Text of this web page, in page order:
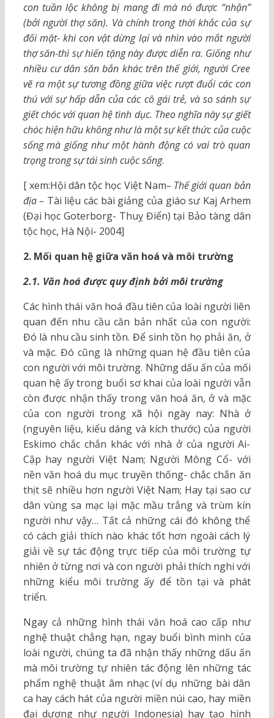
con tuần lộc không bị mang đi mà nó được “nhận”
(bởi người thợ săn). Và chính trong thời khắc của sự
đối mặt- khi con vật dừng lại và nhìn vào mắt người
thợ săn-thì sự hiến tặng này được diễn ra. Giống như
nhiều cư dân săn bắn khác trên thế giới, người Cree
vẽ ra một sự tương đồng giữa việc rượt đuổi các con
thú với sự hấp dẫn của các cô gái trẻ, và so sánh sự
giết chóc với quan hệ tình dục. Theo nghĩa này sự giết
chóc hiện hữu không như là một sự kết thức của cuộc
sống mà giống như một hành động có vai trò quan
trọng trong sự tái sinh cuộc sống.
[ xem:Hội dân tộc học Việt Nam– Thế giới quan bản
địa – Tài liệu các bài giảng của giáo sư Kaj Arhem
(Đại học Goterborg- Thuỵ Điển) tại Bảo tàng dân
tộc học, Hà Nội- 2004]
2. Mối quan hệ giữa văn hoá và môi trường
2.1. Văn hoá được quy định bởi môi trường
Các hình thái văn hoá đầu tiên của loài người liên
quan đến nhu cầu căn bản nhất của con người:
Đó là nhu cầu sinh tồn. Để sinh tồn họ phải ăn, ở
và mặc. Đó cũng là những quan hệ đầu tiên của
con người với môi trường. Những dấu ấn của mối
quan hệ ấy trong buổi sơ khai của loài người vẫn
còn được nhận thấy trong văn hoá ăn, ở và mặc
của con người trong xã hội ngày nay: Nhà ở
(nguyên liệu, kiểu dáng và kích thước) của người
Eskimo chắc chắn khác với nhà ở của người Ai-
Cập hay người Việt Nam; Người Mông Cổ- với
nền văn hoá du mục truyền thống- chắc chắn ăn
thịt sẽ nhiều hơn người Việt Nam; Hay tại sao cư
dân vùng sa mạc lại mặc mầu trắng và trùm kín
người như vậy… Tất cả những cái đó không thể
có cách giải thích nào khác tốt hơn ngoài cách lý
giải về sự tác động trực tiếp của môi trường tự
nhiên ở từng nơi và con người phải thích nghi với
những kiểu môi trường ấy để tồn tại và phát
triển.
Ngay cả những hình thái văn hoá cao cấp như
nghệ thuật chẳng hạn, ngay buổi bình minh của
loài người, chúng ta đã nhận thấy những dấu ấn
mà môi trường tự nhiên tác động lên những tác
phẩm nghệ thuật âm nhạc (ví dụ những bài dân
ca hay cách hát của người miền núi cao, hay miền
đại dương như người Indonesia) hay tạo hình